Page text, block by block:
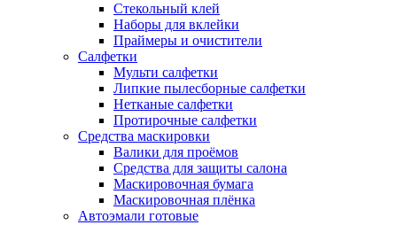
Стекольный клей
Наборы для вклейки
Праймеры и очистители
Салфетки
Мульти салфетки
Липкие пылесборные салфетки
Нетканые салфетки
Протирочные салфетки
Средства маскировки
Валики для проёмов
Средства для защиты салона
Маскировочная бумага
Маскировочная плёнка
Автоэмали готовые